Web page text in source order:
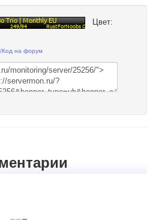
Цвет:
Код на форум